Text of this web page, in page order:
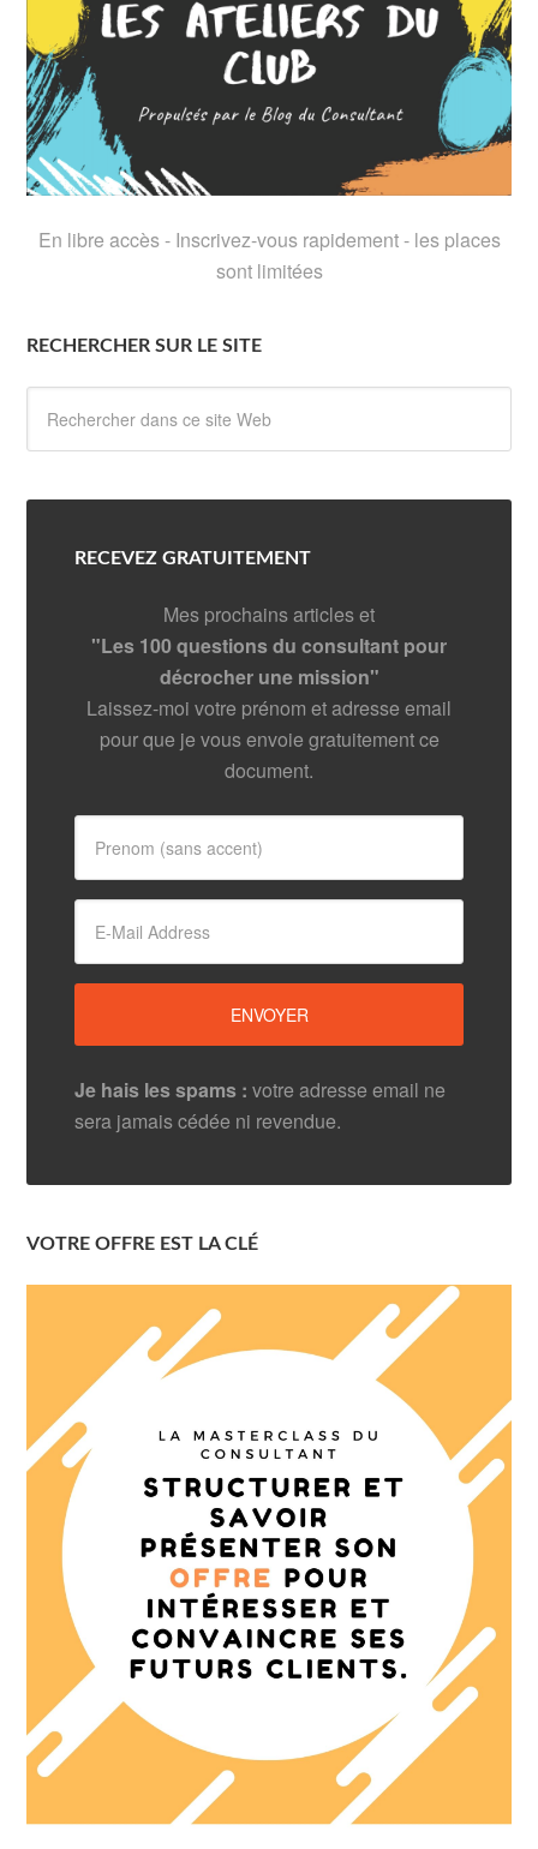
En libre accès - Inscrivez-vous rapidement - les places
sont limitées
RECHERCHER SUR LE SITE
RECEVEZ GRATUITEMENT
Mes prochains articles et
"Les 100 questions du consultant pour
décrocher une mission"
Laissez-moi votre prénom et adresse email
pour que je vous envoie gratuitement ce
document.
Je hais les spams : votre adresse email ne
sera jamais cédée ni revendue.
VOTRE OFFRE EST LA CLÉ